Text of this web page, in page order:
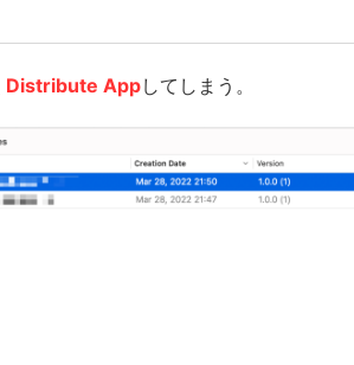
Distribute Appしてしまう。